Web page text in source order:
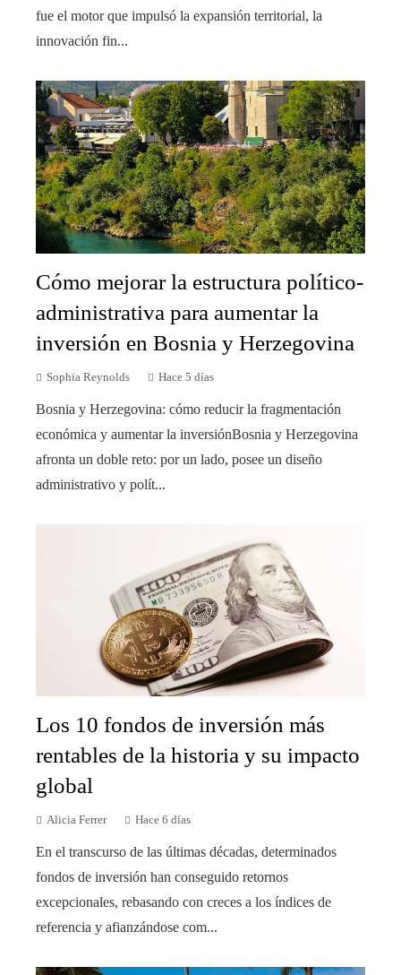
fue el motor que impulsó la expansión territorial, la
innovación fin...
Cómo mejorar la estructura político-
administrativa para aumentar la
inversión en Bosnia y Herzegovina
Sophia Reynolds Hace 5 días
Bosnia y Herzegovina: cómo reducir la fragmentación
económica y aumentar la inversiónBosnia y Herzegovina
afronta un doble reto: por un lado, posee un diseño
administrativo y polít...
Los 10 fondos de inversión más
rentables de la historia y su impacto
global
Alicia Ferrer Hace 6 días
En el transcurso de las últimas décadas, determinados
fondos de inversión han conseguido retornos
excepcionales, rebasando con creces a los índices de
referencia y afianzándose com...